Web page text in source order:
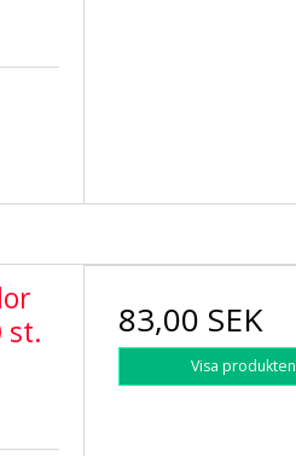
st.
83,00 SEK
Visa produkten